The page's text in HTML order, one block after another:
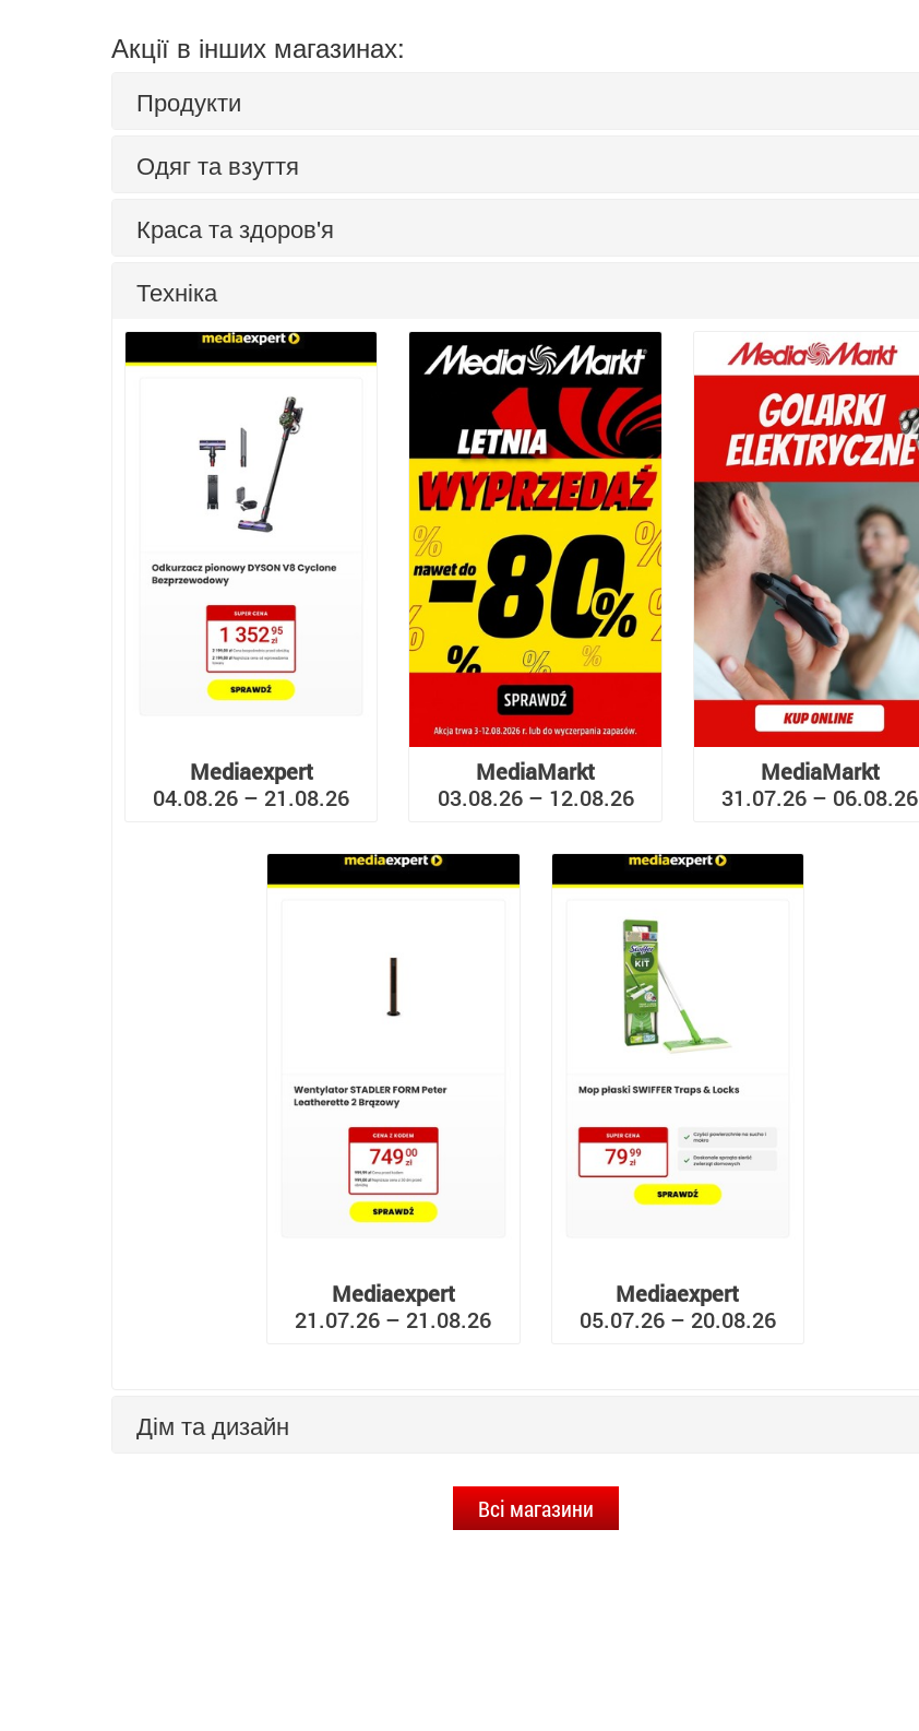
Акції в інших магазинах:
Продукти
Одяг та взуття
Краса та здоров'я
Техніка
Mediaexpert
04.08.26 – 21.08.26
MediaMarkt
03.08.26 – 12.08.26
MediaMarkt
31.07.26 – 06.08.26
Mediaexpert
21.07.26 – 21.08.26
Mediaexpert
05.07.26 – 20.08.26
Дім та дизайн
Всі магазини